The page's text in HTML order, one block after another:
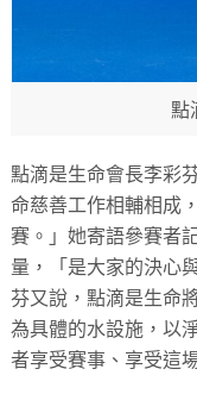
點
點滴是生命會長李彩
命慈善工作相輔相成
賽。」她寄語參賽者
量，「是大家的決心
芬又說，點滴是生命
為具體的水設施，以
者享受賽事、享受這